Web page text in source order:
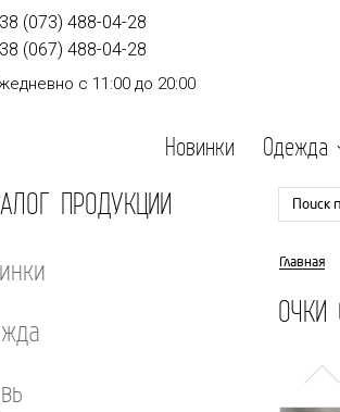
38 (073) 488-04-28
38 (067) 488-04-28
с 11:00 до 20:00
Новинки Одежда
ПРОДУКЦИИ
Поиск
Главная
ОЧКИ